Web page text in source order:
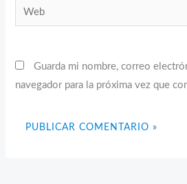
Web
Guarda mi nombre, correo
navegador para la próxima vez que